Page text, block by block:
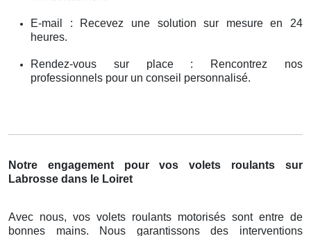
E-mail : Recevez une solution sur mesure en 24
heures.
Rendez-vous sur place : Rencontrez nos
professionnels pour un conseil personnalisé.
Notre engagement pour vos volets roulants sur
Labrosse dans le Loiret
Avec nous, vos volets roulants motorisés sont entre de
bonnes mains. Nous garantissons des interventions